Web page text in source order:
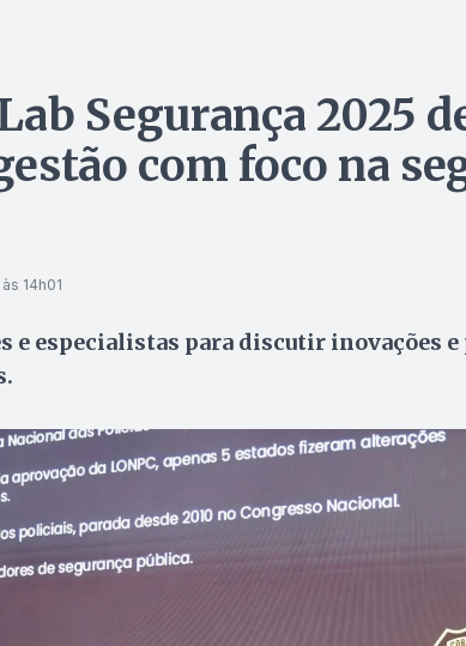
Segurança 2025
com foco na
14h01
e especialistas para discutir inovações e